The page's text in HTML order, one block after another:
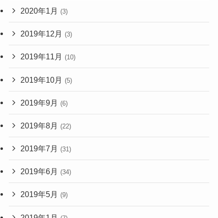
2020年1月 (3)
2019年12月 (3)
2019年11月 (10)
2019年10月 (5)
2019年9月 (6)
2019年8月 (22)
2019年7月 (31)
2019年6月 (34)
2019年5月 (9)